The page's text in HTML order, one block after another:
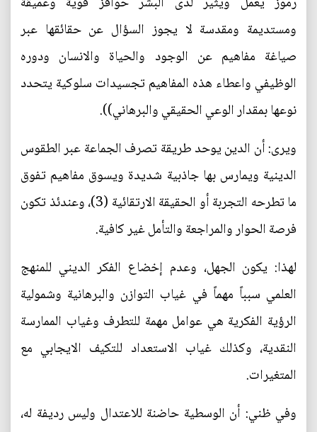
ومستديمة ومقدسة لا يجوز السؤال عن حقائقها عبر
صياغة مفاهيم عن الوجود والحياة والانسان ودوره
الوظيفي واعطاء هذه المفاهيم تجسيدات سلوكية يتحدد
نوعها بمقدار الوعي الحقيقي والبرهاني)).
ويرى: أن الدين يوحد طريقة تصرف الجماعة عبر الطقوس
الدينية ويمارس بها جاذبية شديدة ويسوق مفاهيم تفوق
ما تطرحه التجربة أو الحقيقة الارتقائية (3)، وعندئذ تكون
فرصة الحوار والمراجعة والتأمل غير كافية.
لهذا: يكون الجهل، وعدم إخضاع الفكر الديني للمنهج
العلمي سبباً مهماً في غياب التوازن والبرهانية وشمولية
الرؤية الفكرية هي عوامل مهمة للتطرف وغياب الممارسة
النقدية، وكذلك غياب الاستعداد للتكيف الايجابي مع
المتغيرات.
وفي ظني: أن الوسطية حاضنة للاعتدال وليس رديفة له،